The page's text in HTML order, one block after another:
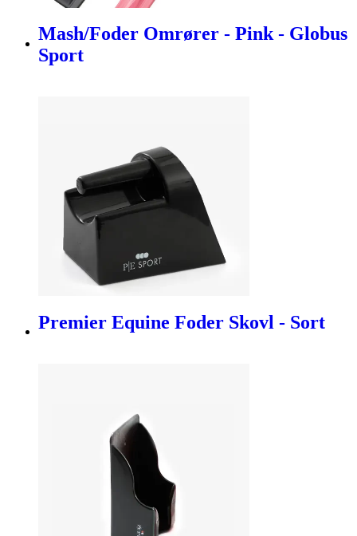
Mash/Foder Omrører - Pink - Globus
Sport
Premier Equine Foder Skovl - Sort